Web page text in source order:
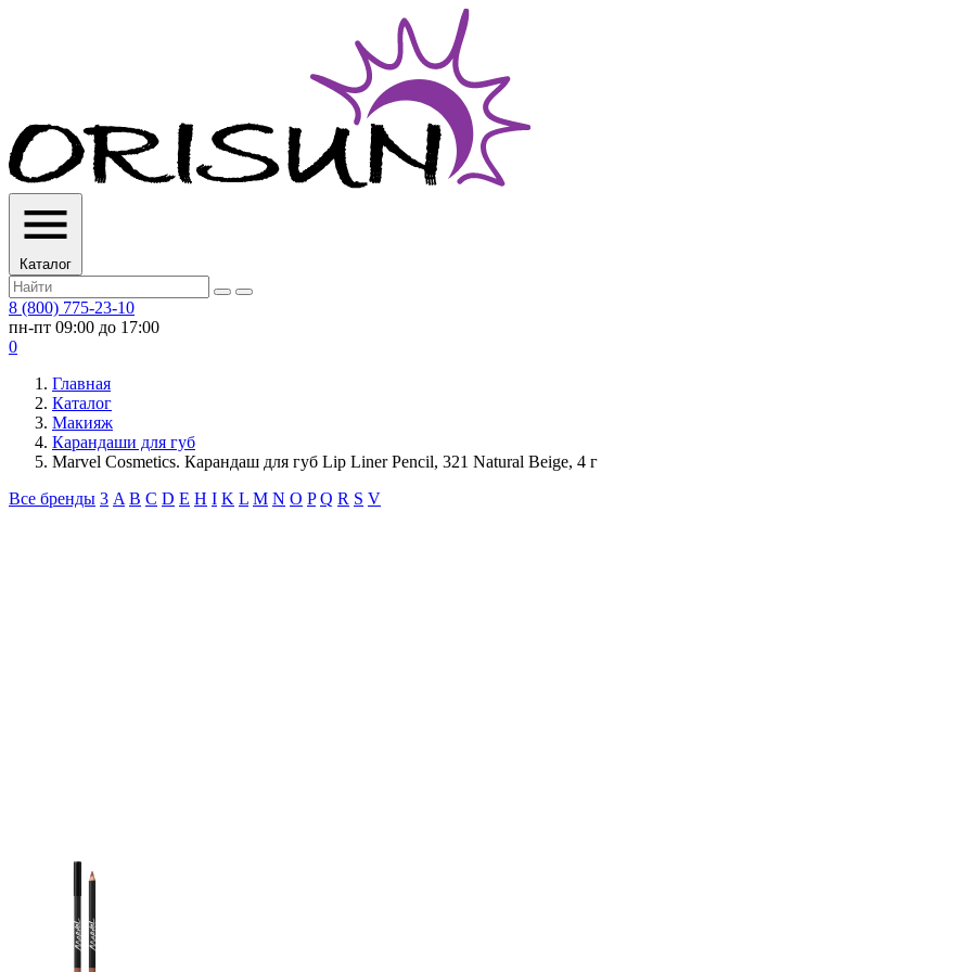
Каталог
8 (800) 775-23-10
пн-пт 09:00 до 17:00
0
Главная
Каталог
Макияж
Карандаши для губ
Marvel Cosmetics. Карандаш для губ Lip Liner Pencil, 321 Natural Beige, 4 г
Все бренды 3 A B C D E H I K L M N O P Q R S V